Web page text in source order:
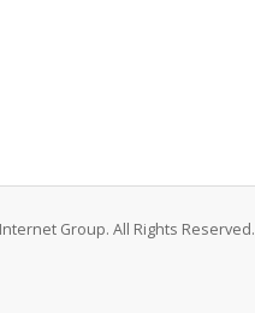
Group. All Rights Reserved.